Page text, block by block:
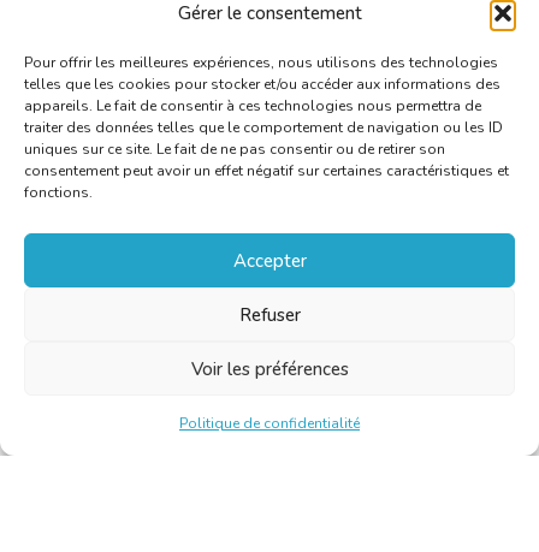
Gérer le consentement
Pour offrir les meilleures expériences, nous utilisons des technologies
telles que les cookies pour stocker et/ou accéder aux informations des
appareils. Le fait de consentir à ces technologies nous permettra de
traiter des données telles que le comportement de navigation ou les ID
uniques sur ce site. Le fait de ne pas consentir ou de retirer son
consentement peut avoir un effet négatif sur certaines caractéristiques et
fonctions.
Accepter
Refuser
Voir les préférences
Politique de confidentialité